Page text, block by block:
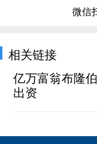
微信
相关链接
亿万富翁布隆
出资